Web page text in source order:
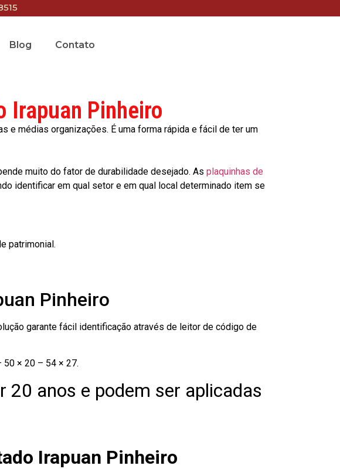
Blog Contato
Irapuan Pinheiro
e médias organizações. É uma forma rápida e fácil de ter um
muito do fator de durabilidade desejado. As plaquinhas de
identificar em qual setor e em qual local determinado item se
patrimonial.
Pinheiro
garante fácil identificação através de leitor de código de
× 20 – 54 × 27.
anos e podem ser aplicadas
Irapuan Pinheiro